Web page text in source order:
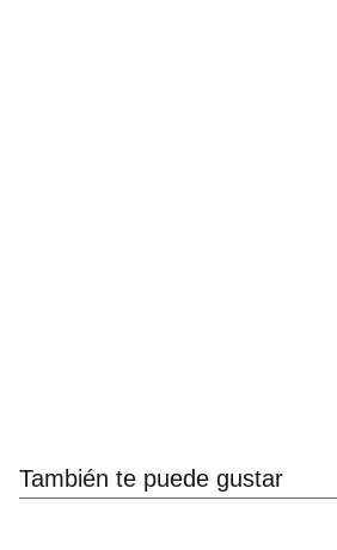
También te puede gustar